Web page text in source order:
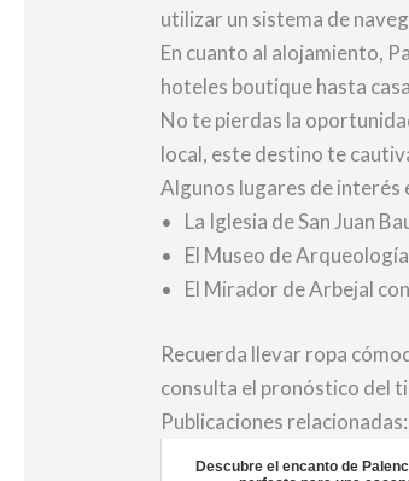
utilizar un sistema de
En cuanto al alojamiento,
hoteles boutique hasta
No te pierdas la
local, este destino te
Algunos lugares de interés
La Iglesia de San Juan
El Museo de
El Mirador de Arbejal
Recuerda llevar ropa
consulta el pronóstico del
Publicaciones relacionadas:
Descubre el encanto de